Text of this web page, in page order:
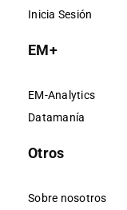
Inicia Sesión
EM+
EM-Analytics
Datamanía
Otros
Sobre nosotros